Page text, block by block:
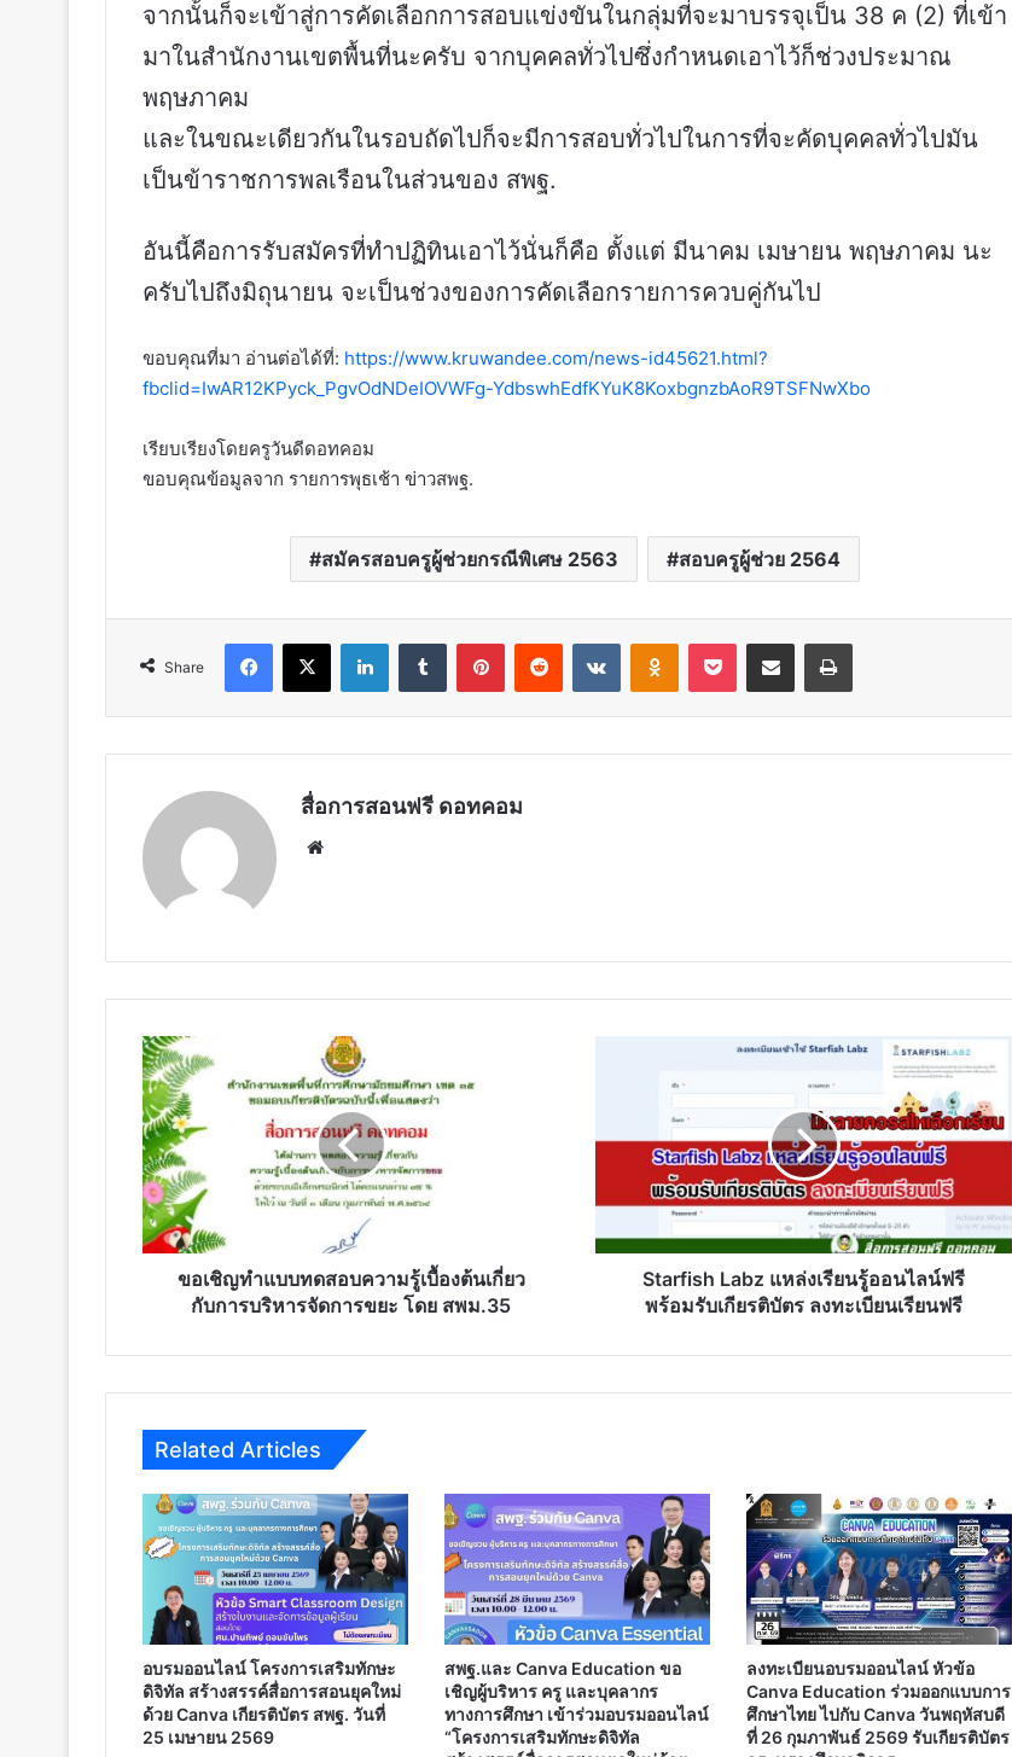
จากนั้นก็จะเข้าสู่การคัดเลือกการสอบแข่งขันในกลุ่มที่จะมาบรรจุเป็น 38 ค (2) ที่เข้า
มาในสำนักงานเขตพื้นที่นะครับ จากบุคคลทั่วไปซึ่งกำหนดเอาไว้ก็ช่วงประมาณ
พฤษภาคม
และในขณะเดียวกันในรอบถัดไปก็จะมีการสอบทั่วไปในการที่จะคัดบุคคลทั่วไปมัน
เป็นข้าราชการพลเรือนในส่วนของ สพฐ.
อันนี้คือการรับสมัครที่ทำปฏิทินเอาไว้นั่นก็คือ ตั้งแต่ มีนาคม เมษายน พฤษภาคม นะ
ครับไปถึงมิถุนายน จะเป็นช่วงของการคัดเลือกรายการควบคู่กันไป
ขอบคุณที่มา อ่านต่อได้ที่: https://www.kruwandee.com/news-id45621.html?
fbclid=IwAR12KPyck_PgvOdNDeIOVWFg-YdbswhEdfKYuK8KoxbgnzbAoR9TSFNwXbo
เรียบเรียงโดยครูวันดีดอทคอม
ขอบคุณข้อมูลจาก รายการพุธเช้า ข่าวสพฐ.
สมัครสอบครูผู้ช่วยกรณีพิเศษ 2563 สอบครูผู้ช่วย 2564
Share
Facebook
X LinkedInTumblr PinterestReddit VKontakteOdnoklassniki
Pocket Share via Email Print
สื่อการสอนฟรี ดอทคอม
ขอ
เชิญ
ทำ
แบบ
ทดสอบ
ความ
รู้
เบื้อง
ต้น
บริหาร
โดย
สพม.35
ขอเชิญทำแบบทดสอบความรู้เบื้องต้นเกี่ยว
กับการบริหารจัดการขยะ โดย สพม.35
รู้
ออนไลน์
ฟรี
รับ
ทะเบียน
Starfish Labz แหล่งเรียนรู้ออนไลน์ฟรี
พร้อมรับเกียรติบัตร ลงทะเบียนเรียนฟรี
Related Articles
อบรมออนไลน์ โครงการเสริมทักษะ
ดิจิทัล สร้างสรรค์สื่อการสอนยุคใหม่
ด้วย Canva เกียรติบัตร สพฐ. วันที่
25 เมษายน 2569
สพฐ.และ Canva Education ขอ
เชิญผู้บริหาร ครู และบุคลากร
ทางการศึกษา เข้าร่วมอบรมออนไลน์
“โครงการเสริมทักษะดิจิทัล
ลงทะเบียนอบรมออนไลน์ หัวข้อ
Canva Education ร่วมออกแบบการ
ศึกษาไทย ไปกับ Canva วันพฤหัสบดี
ที่ 26 กุมภาพันธ์ 2569 รับเกียรติบัตร